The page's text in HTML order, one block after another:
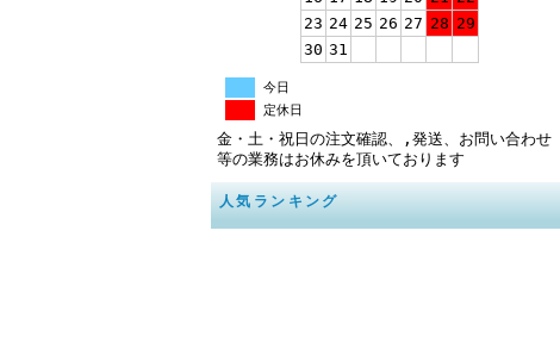
23 24 25 26 27 28 29
30 31
今日
定休日
金・土・祝日の注文確認、,発送、お問い合わせ
等の業務はお休みを頂いております
人気ランキング